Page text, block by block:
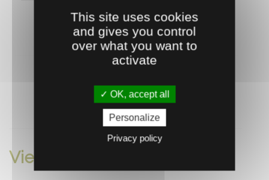
RECOMMANDEZ CE PRODUIT À UN AMI
Vie quotidienne
This site uses cookies
and gives you control
over what you want to
activate
OK, accept all
Personalize
Privacy policy